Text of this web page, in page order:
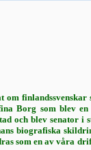
Borg som blev
och blev
biografiska
som en av våra